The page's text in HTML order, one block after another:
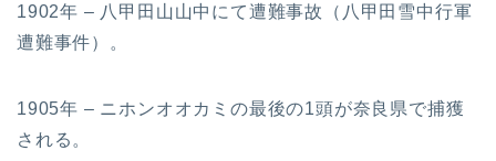
1902年 – 八甲田山山中にて遭難事故（八甲田雪中行軍
遭難事件）。
1905年 – ニホンオオカミの最後の1頭が奈良県で捕獲
される。